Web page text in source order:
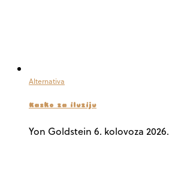
Alternativa
Kasko za iluziju
Yon Goldstein 6. kolovoza 2026.